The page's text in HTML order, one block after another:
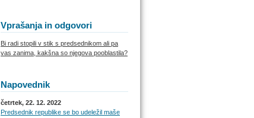
Vprašanja in odgovori
Bi radi stopili v stik s predsednikom ali pa
vas zanima, kakšna so njegova pooblastila?
Napovednik
četrtek, 22. 12. 2022
Predsednik republike se bo udeležil maše